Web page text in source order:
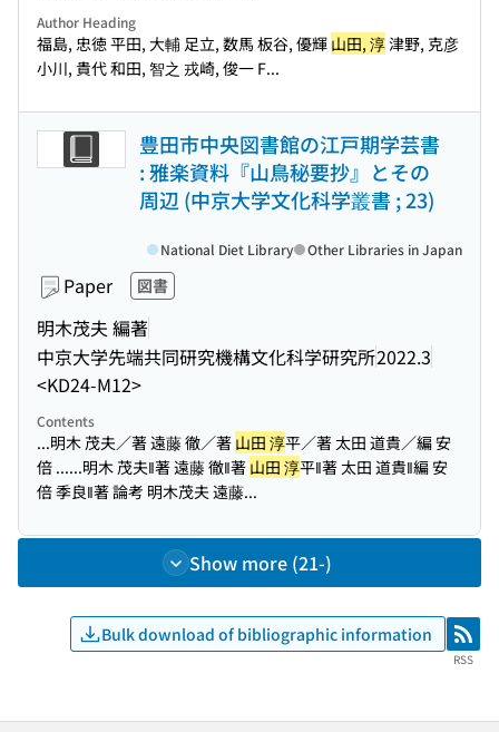
Author Heading
福島, 忠徳 平田, 大輔 足立, 数馬 板谷, 優輝 山田, 淳津野, 克彦
小川, 貴代 和田, 智之 戎崎, 俊一 F...
豊田市中央図書館の江戸期学芸書
: 雅楽資料『山鳥秘要抄』とその
周辺 (中京大学文化科学叢書 ; 23)
Paper 図書
明木茂夫 編著
中京大学先端共同研究機構文化科学研究所2022.3
<KD24-M12>
National Diet Library Other Libraries in Japan
Contents
...明木 茂夫／著 遠藤 徹／著 山田 淳平／著 太田 道貴／編 安
倍 ......明木 茂夫‖著 遠藤 徹‖著 山田 淳平‖著 太田 道貴‖編 安
倍 季良‖著 論考 明木茂夫 遠藤...
Show more (21-)
Bulk download of bibliographic information RSS
RSS